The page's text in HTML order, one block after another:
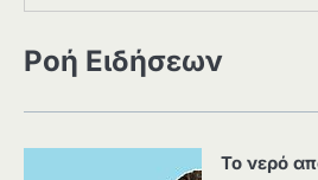
Ροή Ειδήσεων
Το νερό